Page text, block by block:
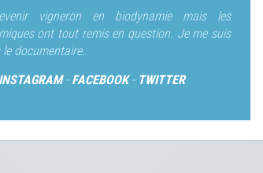
vigneron en biodynamie mais les
ont tout remis en question. Je me suis
documentaire.
INSTAGRAM- FACEBOOK- TWITTER